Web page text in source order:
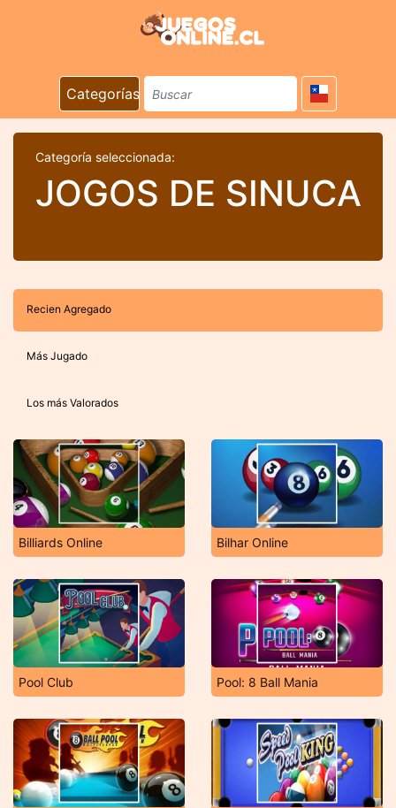
Categorías
Categoría seleccionada:
JOGOS DE SINUCA
Recien Agregado
Más Jugado
Los más Valorados
Billiards Online Bilhar Online
Pool Club Pool: 8 Ball Mania